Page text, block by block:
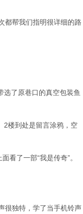
都帮我们指明很详细的路
选了原巷口的真空包装鱼
2楼到处是留言涂鸦，空
看了一部“我是传奇”。
很独特，学了当手机铃声